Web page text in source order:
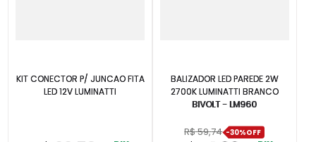
KIT CONECTOR P/ JUNCAO FITA
LED 12V LUMINATTI
BALIZADOR LED PAREDE 2W
2700K LUMINATTI BRANCO
BIVOLT - LM960
R$59,74 -30%